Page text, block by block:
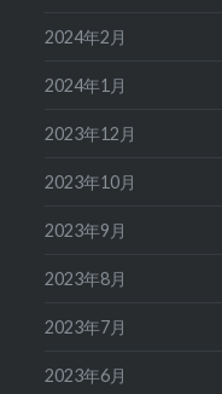
2024年2月
2024年1月
2023年12月
2023年10月
2023年9月
2023年8月
2023年7月
2023年6月